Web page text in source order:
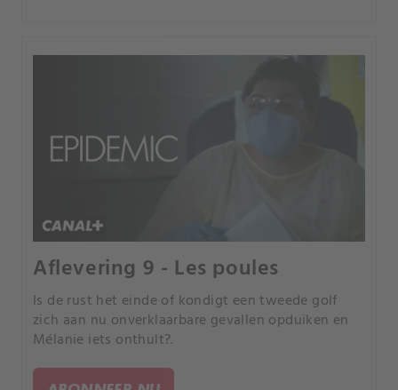
Aflevering 9 - Les poules
Is de rust het einde of kondigt een tweede golf
zich aan nu onverklaarbare gevallen opduiken en
Mélanie iets onthult?.